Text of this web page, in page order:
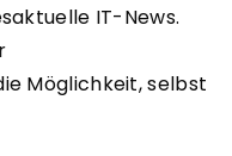
IT-News.
Möglichkeit, selbst